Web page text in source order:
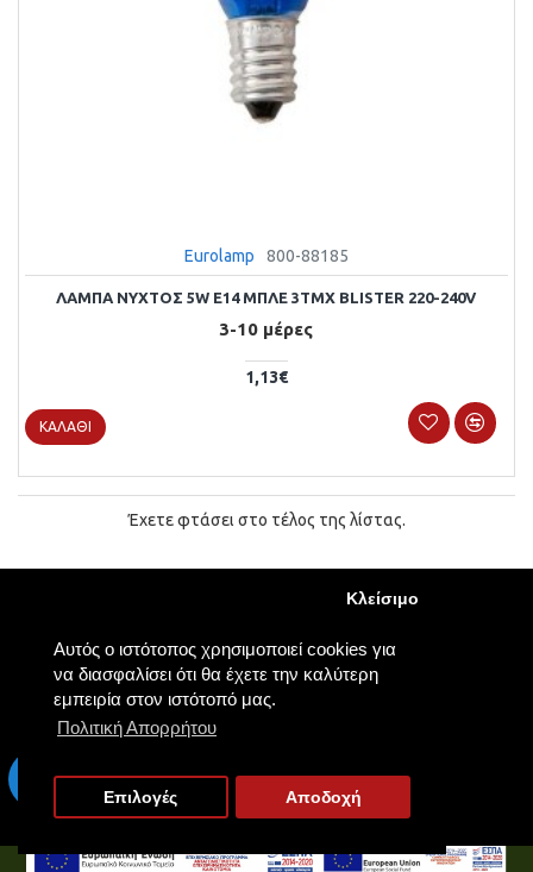
Αυτός ο ιστότοπος χρησιμοποιεί cookies για
να διασφαλίσει ότι θα έχετε την καλύτερη
εμπειρία στον ιστότοπό μας.
Πολιτική Απορρήτου
Κλείσιμο
Επιλογές Αποδοχή
Eurolamp 800-88185
ΛΑΜΠΑ ΝΥΧΤΟΣ 5W E14 ΜΠΛΕ 3ΤΜΧ BLISTER 220-240V
3-10 μέρες
1,13€
ΚΑΛΆΘΙ
Έχετε φτάσει στο τέλος της λίστας.
ΠΛΗΡΟΦΟΡΊΕΣ
Τρόποι Αποστολής